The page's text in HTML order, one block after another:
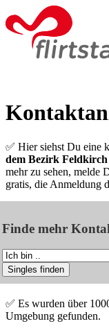
✅ Hier siehst Du eine
dem Bezirk Feldkirch
mehr zu sehen, melde
gratis, die Anmeldung
Finde mehr
✅ Es wurden über
Umgebung gefunden.